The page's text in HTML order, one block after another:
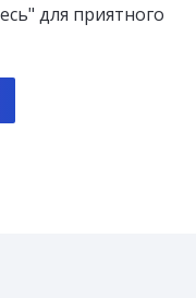
для приятного